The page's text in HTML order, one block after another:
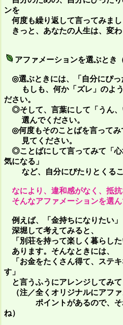
ンを
何度も繰り返して言ってみま
きっと、あなたの人生は、変
アファメーションを選ぶとき
◎選ぶときには、「自分にぴっ
もしも、何か「ズレ」のよう
ださい。
◎そして、言葉にして「うん、
選んでください。
◎何度もそのことばを言ってみ
見てください。
◎ことばにして言ってみて「心
気になる」
など、自分にぴたりとくるこ
なにより、違和感がなく、抵
そんなアファメーションを選
例えば、「金持ちになりたい
深堀して考えてみると、
「別荘を持って楽しく暮らし
あります。そんなときには、
「お金をたくさん得て、ステ
す」
と言うふうにアレンジしてみ
（注／全くオリジナルにアフ
ポイントがあるので、それ
ね）